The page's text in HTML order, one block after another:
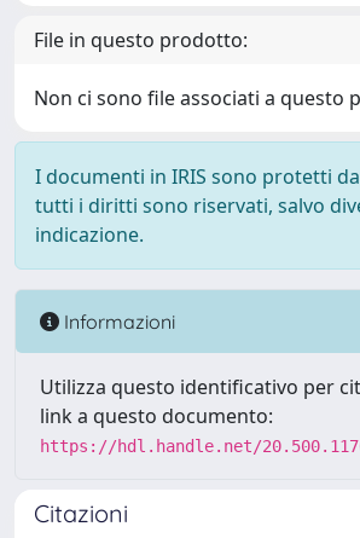
File in questo prodotto:
Non ci sono file associati a questo
I documenti in IRIS sono protetti
tutti i diritti sono riservati, salvo
indicazione.
Informazioni
Utilizza questo identificativo per
link a questo documento:
https://hdl.handle.net/
Citazioni